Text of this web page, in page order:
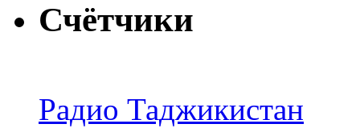
Счётчики
Радио Таджикистан